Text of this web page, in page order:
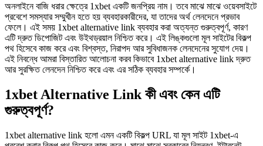
অনলাইনে বাজি ধরার ক্ষেত্রে 1xbet একটি জনপ্রিয় নাম। তবে মাঝে মাঝে ওয়েবসাইটে
প্রবেশে সমস্যার সম্মুখীন হতে হয় ব্যবহারকারীদের, যা তাদের অর্থ লেনদেনে প্রভাব
ফেলে। এই সময় 1xbet alternative link ব্যবহার করা অত্যন্ত গুরুত্বপূর্ণ, কারণ
এটি দ্রুত ডিপোজিট এবং উইথড্রয়াল নিশ্চিত করে। এই লিঙ্কগুলো মূল সাইটের বিকল্প
পথ হিসেবে কাজ করে এবং বিশ্বস্ত, নিরাপদ আর সুবিধাজনক লেনদেনের সুযোগ দেয়।
এই নিবন্ধে আমরা বিস্তারিত আলোচনা করব কিভাবে 1xbet alternative link দ্রুত
আর সুরক্ষিত লেনদেন নিশ্চিত করে এবং এর সঠিক ব্যবহার সম্পর্কে।
1xbet Alternative Link কী এবং কেন এটি
গুরুত্বপূর্ণ?
1xbet alternative link হলো এমন একটি বিকল্প URL যা মূল সাইট 1xbet-এ